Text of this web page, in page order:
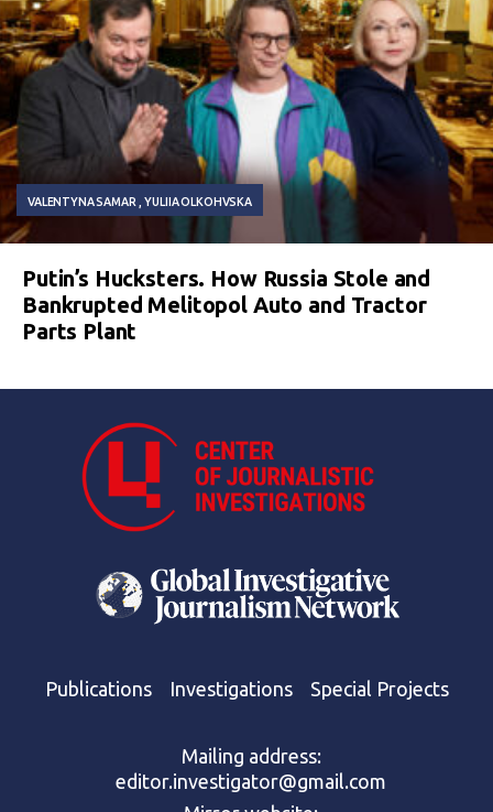
VALENTYNA SAMAR YULIIA OLKOHVSKA
Putin’s Hucksters. How Russia Stole and
Bankrupted Melitopol Auto and Tractor
Parts Plant
Publications Investigations Special Projects
Mailing address:
editor.investigator@gmail.com